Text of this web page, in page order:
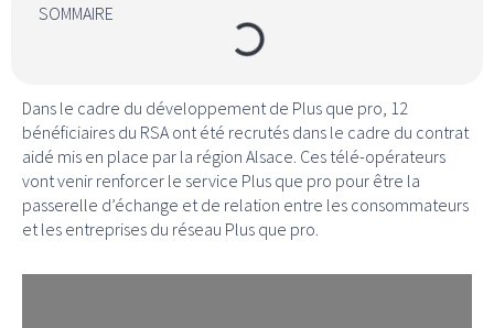
Dans le cadre du développement de Plus que pro, 12
bénéficiaires du RSA ont été recrutés dans le cadre du contrat
aidé mis en place par la région Alsace. Ces télé-opérateurs
vont venir renforcer le service Plus que pro pour être la
passerelle d’échange et de relation entre les consommateurs
et les entreprises du réseau Plus que pro.
SOMMAIRE